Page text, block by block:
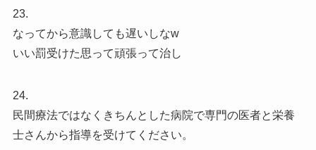
23.
なってから意識しても遅いしなw
いい罰受けた思って頑張って治し
24.
民間療法ではなくきちんとした病院で専門の医者と栄養
士さんから指導を受けてください。